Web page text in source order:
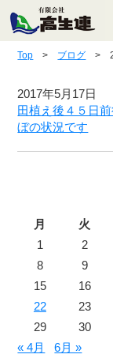
Top > ブログ >
2017年5月17日
田植え後４５日
ぼの状況です
月
火
1
2
8
9
15
16
22
23
29
30
« 4月
6月 »